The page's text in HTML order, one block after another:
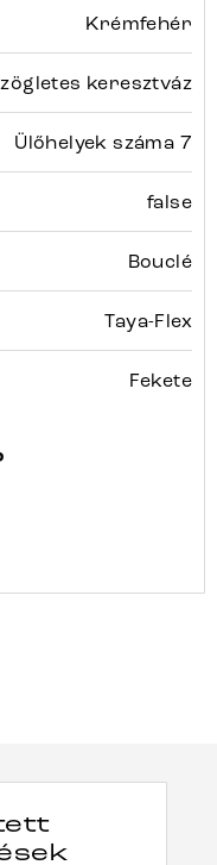
Krémfehér
keresztváz
Ülőhelyek száma 7
false
Bouclé
Taya-Flex
Fekete